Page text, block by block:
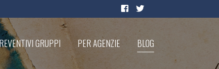
GRUPPI PER AGENZIE BLOG